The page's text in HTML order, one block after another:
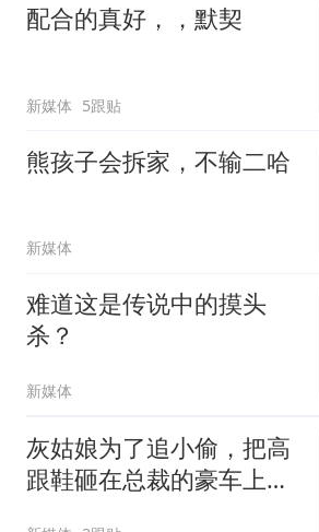
配合的真好，，默契
新媒体 5跟贴
熊孩子会拆家，不输二哈
新媒体
难道这是传说中的摸头
杀？
新媒体
灰姑娘为了追小偷，把高
跟鞋砸在总裁的豪车上，